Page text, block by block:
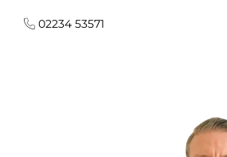
02234 53571